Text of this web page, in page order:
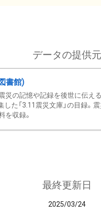
データの提供元
書館)
災の記憶や記録を後世に伝え
た「3.11震災文庫」の目録。
を収録。
最終更新日
2025/03/24